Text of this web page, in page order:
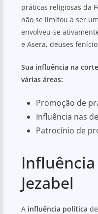
práticas religiosas da
não se limitou a ser
envolveu-se
e Asera, deuses
Sua influência na
várias áreas:
Promoção de
Influência nas
Patrocínio de
Jezabel
A influência política